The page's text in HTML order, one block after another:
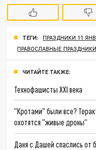
ТЕГИ:
ПРАЗДНИКИ 11
ПРАВОСЛАВНЫЕ ПРАЗДНИКИ
ЧИТАЙТЕ ТАКЖЕ:
Технофашисты XXI века
"Кротами" были все?
охотятся "живые дроны"
Даня с Дашей спаслись от